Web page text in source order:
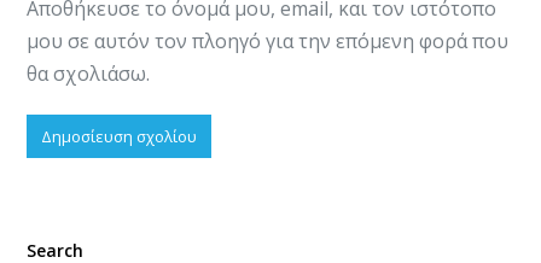
Αποθήκευσε το όνομά μου, email, και τον ιστότοπο
μου σε αυτόν τον πλοηγό για την επόμενη φορά που
θα σχολιάσω.
Search